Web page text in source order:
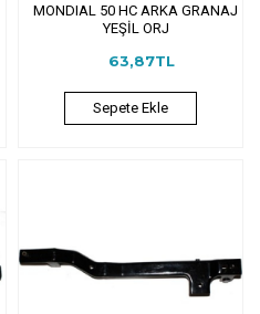
MONDIAL 50 HC ARKA GRANAJ
YEŞİL ORJ
63,87TL
Sepete Ekle